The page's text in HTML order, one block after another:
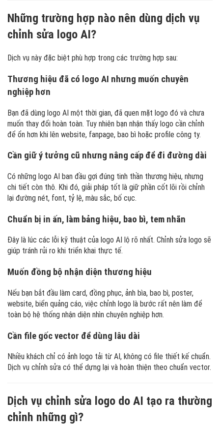
Những trường hợp nào nên dùng dịch vụ
chỉnh sửa logo AI?
Dịch vụ này đặc biệt phù hợp trong các trường hợp sau:
Thương hiệu đã có logo AI nhưng muốn chuyên
nghiệp hơn
Bạn đã dùng logo AI một thời gian, đã quen mặt logo đó và chưa
muốn thay đổi hoàn toàn. Tuy nhiên bạn nhận thấy logo cần chỉnh
để ổn hơn khi lên website, fanpage, bao bì hoặc profile công ty.
Cần giữ ý tưởng cũ nhưng nâng cấp để đi đường dài
Có những logo AI ban đầu gợi đúng tinh thần thương hiệu, nhưng
chi tiết còn thô. Khi đó, giải pháp tốt là giữ phần cốt lõi rồi chỉnh
lại đường nét, font, tỷ lệ, màu sắc, bố cục.
Chuẩn bị in ấn, làm bảng hiệu, bao bì, tem nhãn
Đây là lúc các lỗi kỹ thuật của logo AI lộ rõ nhất. Chỉnh sửa logo sẽ
giúp tránh rủi ro khi triển khai thực tế.
Muốn đồng bộ nhận diện thương hiệu
Nếu bạn bắt đầu làm card, đồng phục, ảnh bìa, bao bì, poster,
website, biển quảng cáo, việc chỉnh logo là bước rất nên làm để
toàn bộ hệ thống nhận diện nhìn chuyên nghiệp hơn.
Cần file gốc vector để dùng lâu dài
Nhiều khách chỉ có ảnh logo tải từ AI, không có file thiết kế chuẩn.
Dịch vụ chỉnh sửa có thể dựng lại và hoàn thiện theo chuẩn vector.
Dịch vụ chỉnh sửa logo do AI tạo ra thường
chỉnh những gì?